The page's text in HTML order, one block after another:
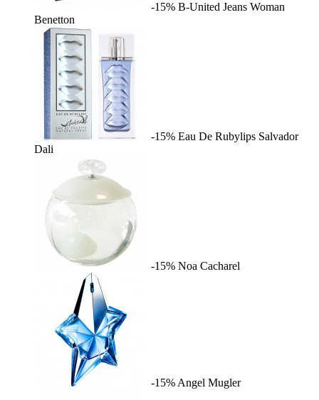
-15% B-United Jeans Woman
Benetton
-15% Eau De Rubylips Salvador
Dali
-15% Noa Cacharel
-15% Angel Mugler